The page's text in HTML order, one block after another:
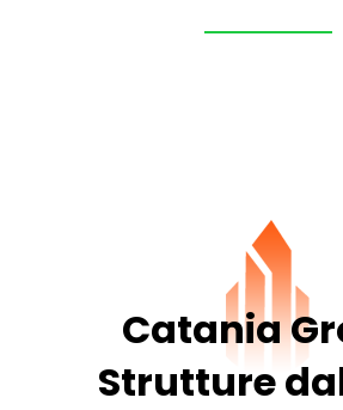
Catania
Strutture